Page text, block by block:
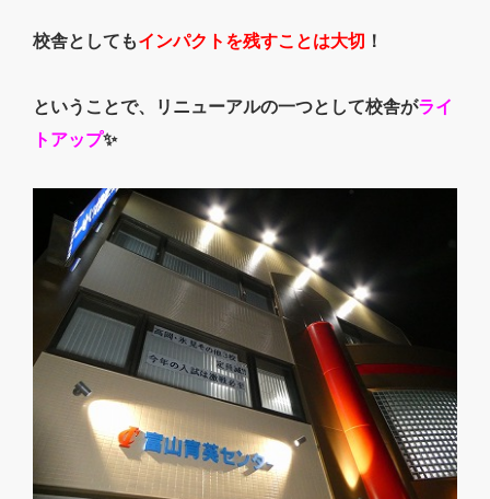
校舎としてもインパクトを残すことは大切 ！
ということで、リニューアルの一つとして校舎がライ
トアップ✨